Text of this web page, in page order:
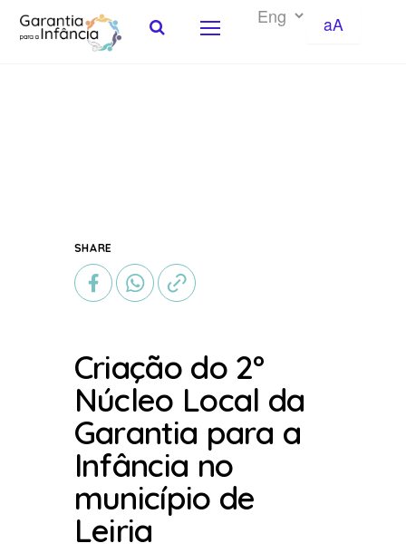
aA
SHARE
Criação do 2º
Núcleo Local da
Garantia para a
Infância no
município de
Leiria